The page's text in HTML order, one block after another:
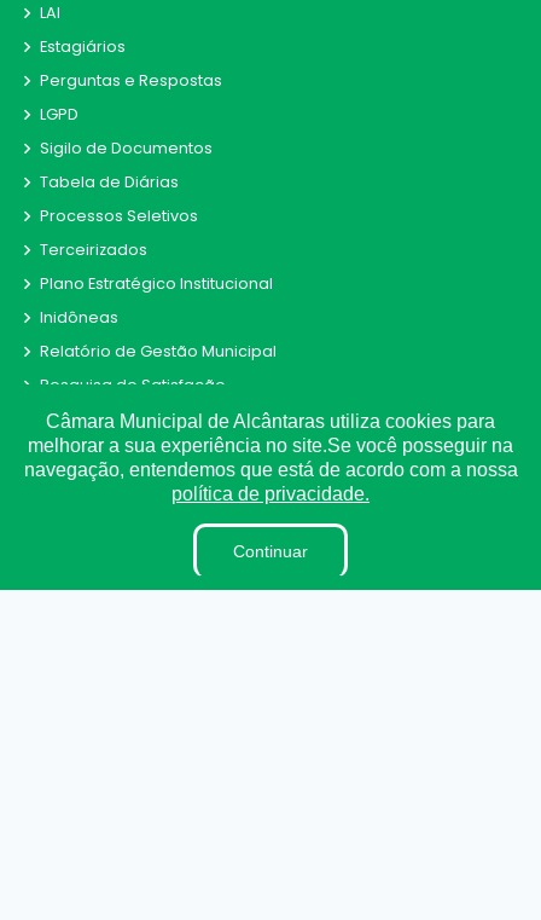
LAI
Estagiários
Perguntas e Respostas
LGPD
Sigilo de Documentos
Tabela de Diárias
Processos Seletivos
Terceirizados
Plano Estratégico Institucional
Inidôneas
Relatório de Gestão Municipal
Pesquisa de Satisfação
Verbas Indenizatórias
Projetos de Leis e Atos Infralegais
LGPD
Câmara Municipal de Alcântaras utiliza cookies para
melhorar a sua experiência no site.Se você posseguir na
navegação, entendemos que está de acordo com a nossa
política de privacidade.
Continuar